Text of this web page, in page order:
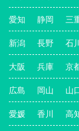
愛知 静岡 三
新潟 長野 石
大阪 兵庫 京
広島 岡山 山
愛媛 香川 高